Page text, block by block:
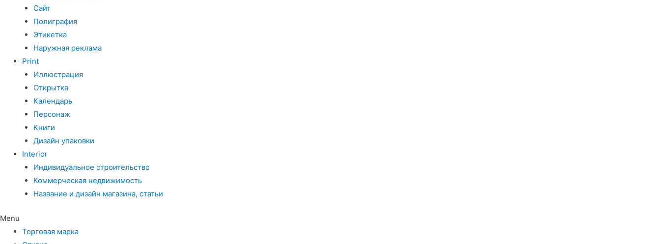
Сайт
Полиграфия
Этикетка
Наружная реклама
Print
Иллюстрация
Открытка
Календарь
Персонаж
Книги
Дизайн упаковки
Interior
Индивидуальное строительство
Коммерческая недвижимость
Название и дизайн магазина, статьи
Menu
Торговая марка